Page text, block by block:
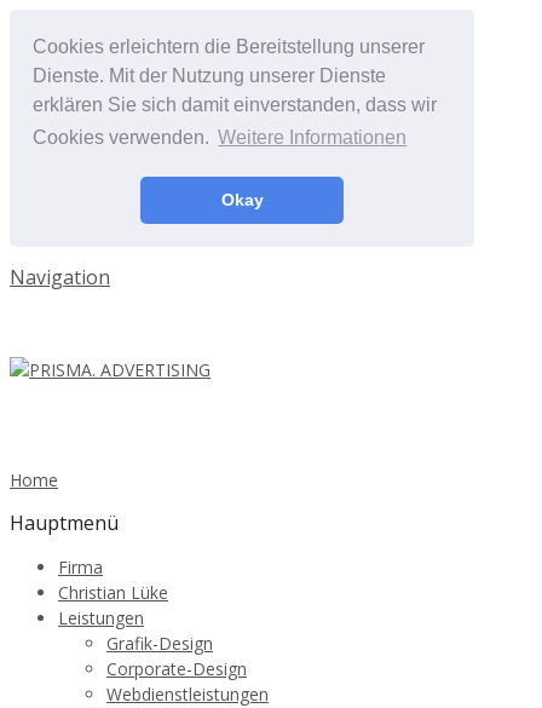
Cookies erleichtern die Bereitstellung unserer
Dienste. Mit der Nutzung unserer Dienste
erklären Sie sich damit einverstanden, dass wir
Cookies verwenden. Weitere Informationen
Okay
Navigation
Home
Hauptmenü
Firma
Christian Lüke
Leistungen
Grafik-Design
Corporate-Design
Webdienstleistungen